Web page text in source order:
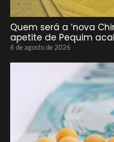
Quem será a ‘nova
apetite de Pequim
6 de agosto de 2026